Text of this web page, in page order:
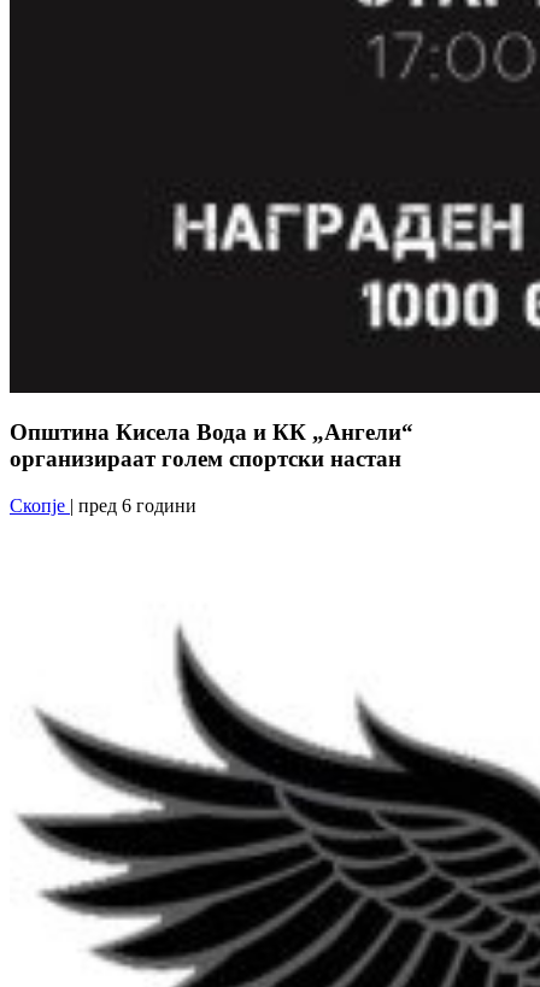
Општина Кисела Вода и КК „Ангели“
организираат голем спортски настан
Скопје | пред 6 години